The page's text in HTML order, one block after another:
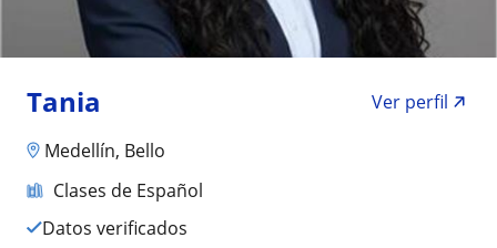
Tania
Ver perfil
Medellín, Bello
Clases de Español
Datos verificados